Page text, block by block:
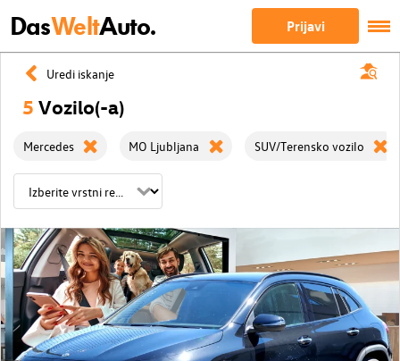
DasWeltAuto. Prijavi
Uredi iskanje
5 Vozilo(-a)
Mercedes MO Ljubljana SUV/Terensko vozilo